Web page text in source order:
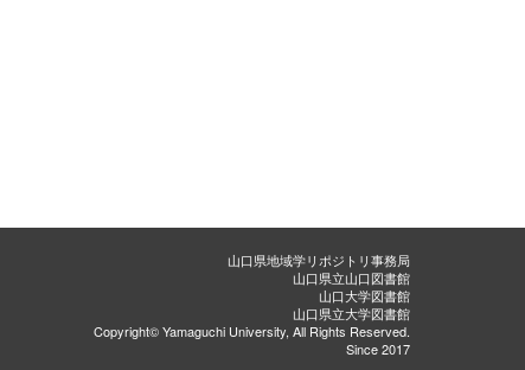
山口県地域学リポジトリ事務局
山口県立山口図書館
山口大学図書館
山口県立大学図書館
Copyright© Yamaguchi University, All Rights Reserved.
Since 2017